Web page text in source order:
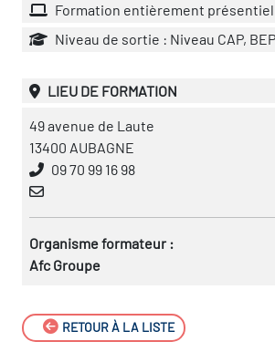
Formation entièrement
Niveau de sortie : Niveau CAP, BEP
LIEU DE FORMATION
49 avenue de Laute
13400 AUBAGNE
09 70 99 16 98
Organisme formateur :
Afc Groupe
RETOUR À LA LISTE